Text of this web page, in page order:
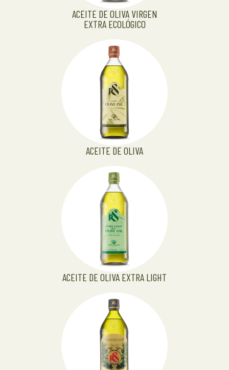
ACEITE DE OLIVA VIRGEN
EXTRA ECOLÓGICO
ACEITE DE OLIVA
ACEITE DE OLIVA EXTRA LIGHT